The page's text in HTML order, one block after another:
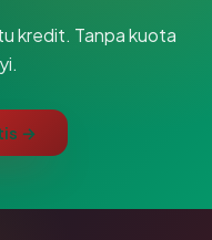
kredit. Tanpa kuota
→